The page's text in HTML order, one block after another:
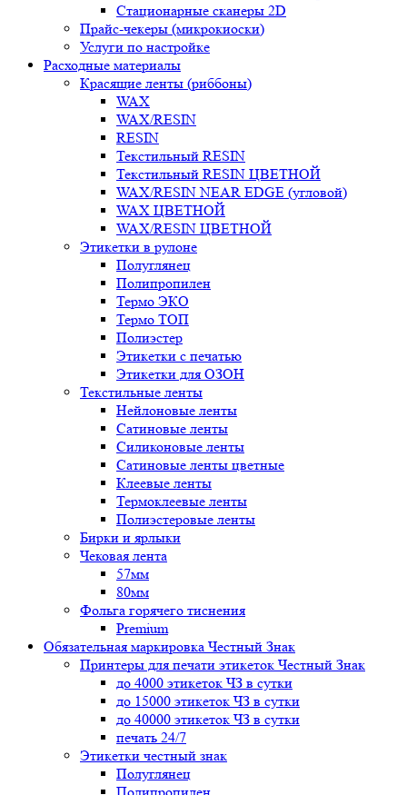
Стационарные сканеры 2D
Прайс-чекеры (микрокиоски)
Услуги по настройке
Расходные материалы
Красящие ленты (риббоны)
WAX
WAX/RESIN
RESIN
Текстильный RESIN
Текстильный RESIN ЦВЕТНОЙ
WAX/RESIN NEAR EDGE (угловой)
WAX ЦВЕТНОЙ
WAX/RESIN ЦВЕТНОЙ
Этикетки в рулоне
Полуглянец
Полипропилен
Термо ЭКО
Термо ТОП
Полиэстер
Этикетки с печатью
Этикетки для ОЗОН
Текстильные ленты
Нейлоновые ленты
Сатиновые ленты
Силиконовые ленты
Сатиновые ленты цветные
Клеевые ленты
Термоклеевые ленты
Полиэстеровые ленты
Бирки и ярлыки
Чековая лента
57мм
80мм
Фольга горячего тиснения
Premium
Обязательная маркировка Честный Знак
Принтеры для печати этикеток Честный Знак
до 4000 этикеток ЧЗ в сутки
до 15000 этикеток ЧЗ в сутки
до 40000 этикеток ЧЗ в сутки
печать 24/7
Этикетки честный знак
Полуглянец